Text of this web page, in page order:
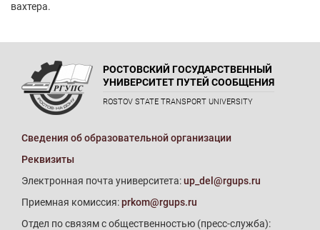
вахтера.
РОСТОВСКИЙ ГОСУДАРСТВЕННЫЙ
УНИВЕРСИТЕТ ПУТЕЙ СООБЩЕНИЯ
ROSTOV STATE TRANSPORT UNIVERSITY
Сведения об образовательной организации
Реквизиты
Электронная почта университета:up_del@rgups.ru
Приемная комиссия:prkom@rgups.ru
Отдел по связям с общественностью (пресс-служба):